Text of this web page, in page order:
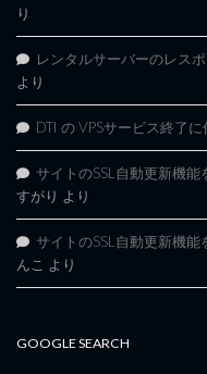
り
レンタルサーバーのレス
より
DTI の VPSサービス終了
サイトのSSL自動更新機
すがり より
サイトのSSL自動更新機
んこ より
GOOGLE SEARCH